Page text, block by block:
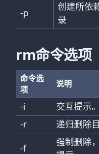
-p
创建所依
录
rm命令选项
命令选
项
说明
-i
交互提示
-r
递归删除
-f
强制删除